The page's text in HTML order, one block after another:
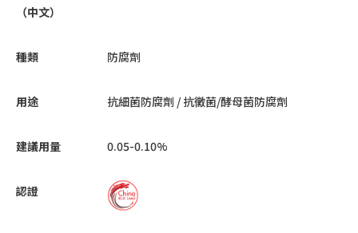
（中文）
種類 防腐劑
用途 抗細菌防腐劑 / 抗黴菌/酵母菌防腐劑
建議用量 0.05-0.10%
認證